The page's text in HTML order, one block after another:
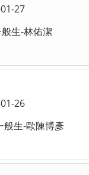
27
生-林佑潔
26
般生-歐陳博彥